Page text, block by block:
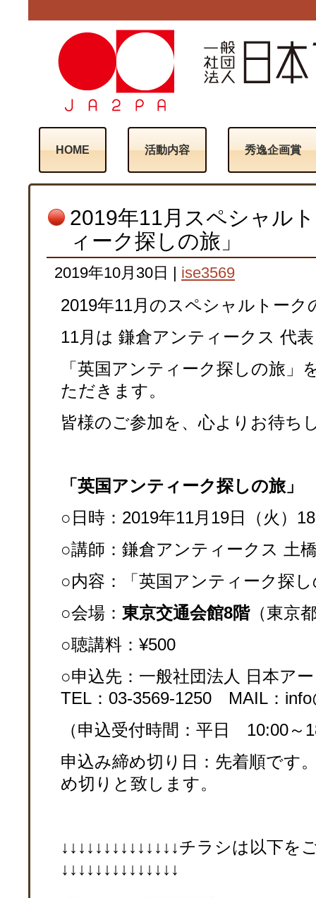
HOME 活動内容 秀逸企画賞
2019年11月スペシャル
ィーク探しの旅」
2019年10月30日 | ise3569
2019年11月のスペシャルトーク
11月は 鎌倉アンティークス 代
「英国アンティーク探しの旅」
ただきます。
皆様のご参加を、心よりお待ち
「英国アンティーク探しの旅 」
○日時：2019年11月19日（火）
○講師：鎌倉アンティークス 土
○内容：「英国アンティーク探
○会場： 東京交通会館8階（東京
○聴講料：¥500
○申込先：一般社団法人 日本ア
TEL：03-3569-1250 MAIL：
（申込受付時間：平日 10:00～
申込み締め切り日：先着順です
め切りと致します。
↓↓↓↓↓↓↓↓↓↓↓↓↓↓チラシは以下を
↓↓↓↓↓↓↓↓↓↓↓↓↓↓